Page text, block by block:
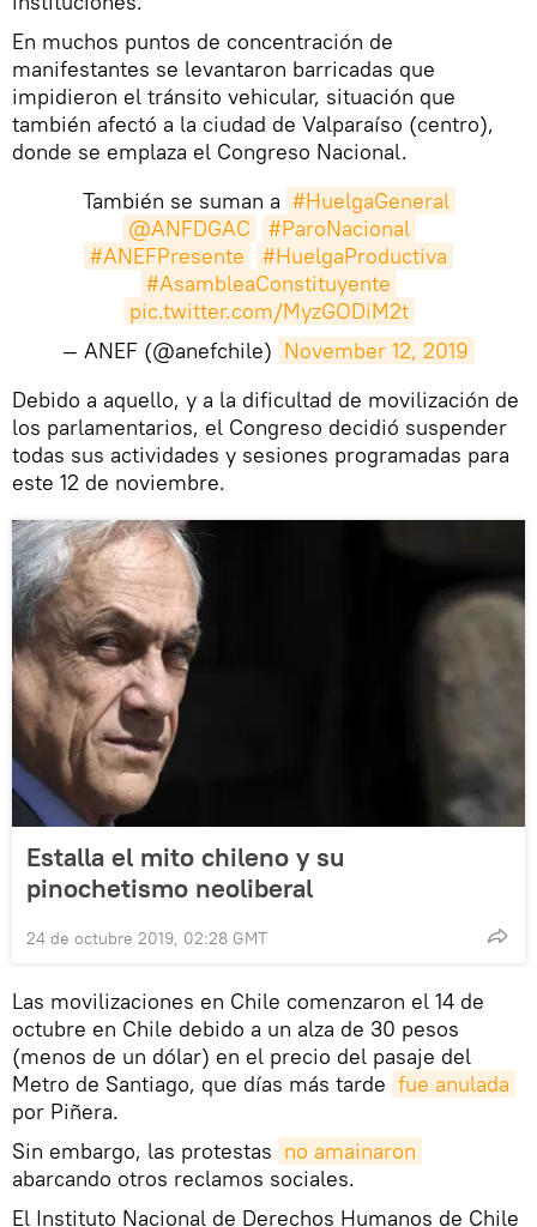
En muchos puntos de concentración de
manifestantes se levantaron barricadas que
impidieron el tránsito vehicular, situación que
también afectó a la ciudad de Valparaíso (centro),
donde se emplaza el Congreso Nacional.
También se suman a #HuelgaGeneral
@ANFDGAC
#ParoNacional
#ANEFPresente
#HuelgaProductiva
#AsambleaConstituyente
pic.twitter.com/MyzGODiM2t
— ANEF (@anefchile) November 12, 2019
​Debido a aquello, y a la dificultad de movilización de
los parlamentarios, el Congreso decidió suspender
todas sus actividades y sesiones programadas para
este 12 de noviembre.
Estalla el mito chileno y su
pinochetismo neoliberal
24 de octubre 2019, 02:28 GMT
Las movilizaciones en Chile comenzaron el 14 de
octubre en Chile debido a un alza de 30 pesos
(menos de un dólar) en el precio del pasaje del
Metro de Santiago, que días más tarde fue anulada
por Piñera.
Sin embargo, las protestas no amainaron
abarcando otros reclamos sociales.
El Instituto Nacional de Derechos Humanos de Chile